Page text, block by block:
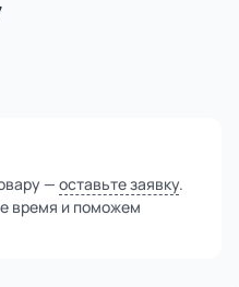
— оставьте заявку.
время и поможем